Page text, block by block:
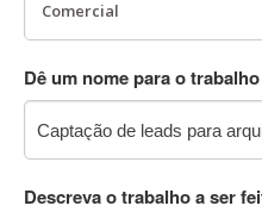
Dê um nome para o trabalho
Descreva o trabalho a ser